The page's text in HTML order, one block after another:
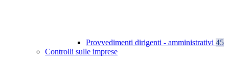
Provvedimenti dirigenti - amministrativi 45
Controlli sulle imprese